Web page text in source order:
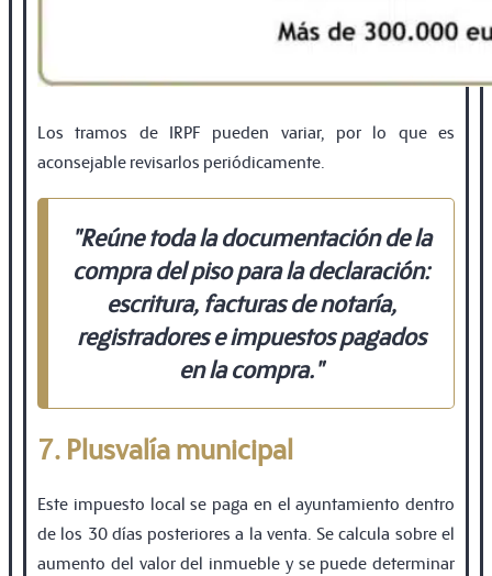
Los tramos de IRPF pueden variar, por lo que es
aconsejable revisarlos periódicamente.
"Reúne toda la documentación de la
compra del piso para la declaración:
escritura, facturas de notaría,
registradores e impuestos pagados
en la compra."
7. Plusvalía municipal
Este impuesto local se paga en el ayuntamiento dentro
de los 30 días posteriores a la venta. Se calcula sobre el
aumento del valor del inmueble y se puede determinar